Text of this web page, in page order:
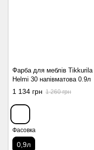
Фарба для меблів Tikkurila
Helmi 30 напівматова 0.9л
1 134 грн 1 260 грн
Фасовка
0,9л